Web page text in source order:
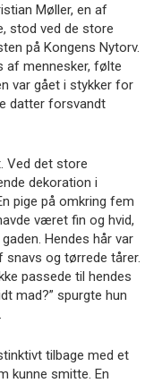
Møller, en af
stod ved de store
på Kongens Nytorv.
af mennesker, følte
var gået i stykker for
datter forsvandt
Ved det store
dekoration i
pige på omkring fem
været fin og hvid,
Hendes hår var
og tørrede tårer.
passede til hendes
mad?” spurgte hun
tilbage med et
kunne smitte. En